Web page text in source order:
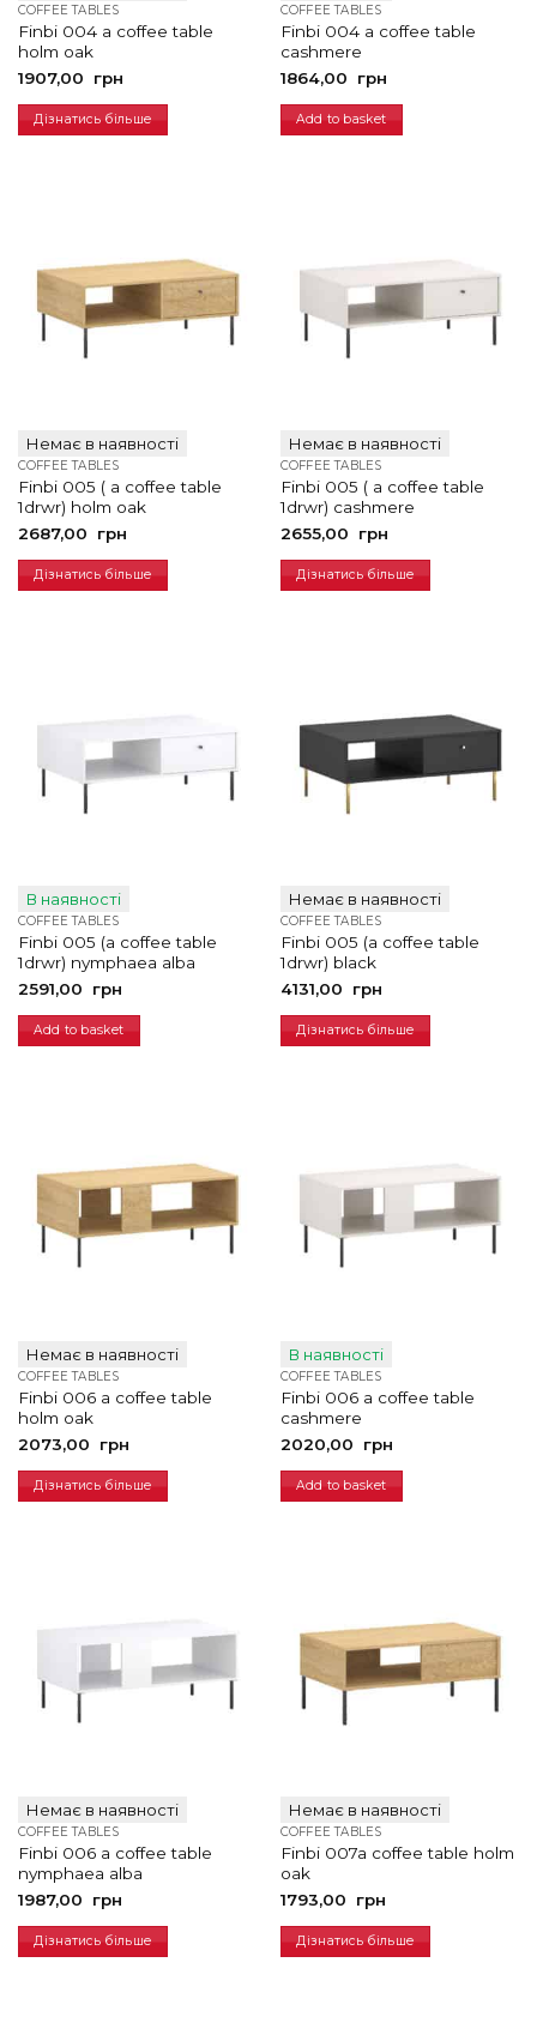
COFFEE TABLES
Finbi 004 a coffee table
holm oak
1907,00
грн
Дізнатись більше
COFFEE TABLES
Finbi 004 a coffee table
cashmere
1864,00
грн
Add to basket
Немає в наявності
COFFEE TABLES
Finbi 005 ( a coffee table
1drwr) holm oak
2687,00
грн
Дізнатись більше
Немає в наявності
COFFEE TABLES
Finbi 005 ( a coffee table
1drwr) cashmere
2655,00
грн
Дізнатись більше
В наявності
COFFEE TABLES
Finbi 005 (a coffee table
1drwr) nymphaea alba
2591,00
грн
Add to basket
Немає в наявності
COFFEE TABLES
Finbi 005 (a coffee table
1drwr) black
4131,00
грн
Дізнатись більше
Немає в наявності
COFFEE TABLES
Finbi 006 a coffee table
holm oak
2073,00
грн
Дізнатись більше
В наявності
COFFEE TABLES
Finbi 006 a coffee table
cashmere
2020,00
грн
Add to basket
Немає в наявності
COFFEE TABLES
Finbi 006 a coffee table
nymphaea alba
1987,00
грн
Дізнатись більше
Немає в наявності
COFFEE TABLES
Finbi 007a coffee table holm
oak
1793,00
грн
Дізнатись більше